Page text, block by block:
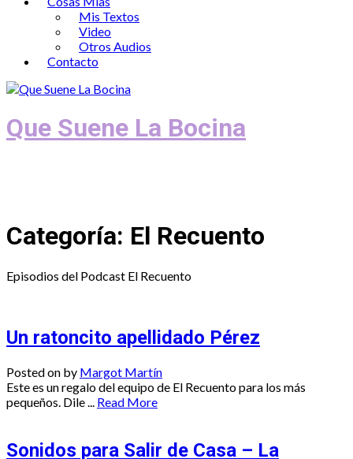
Mis Textos
Video
Otros Audios
Contacto
Que Suene La Bocina
Categoría: El Recuento
Episodios del Podcast El Recuento
Un ratoncito apellidado Pérez
Posted on by Margot Martín
Este es un regalo del equipo de El Recuento para los más
pequeños. Dile ...
Read More
Sonidos para Salir de Casa – La